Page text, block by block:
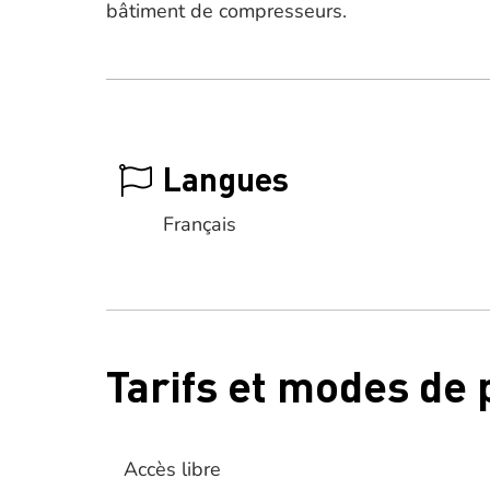
bâtiment de compresseurs.
Langues
Français
Tarifs et modes de
Accès libre